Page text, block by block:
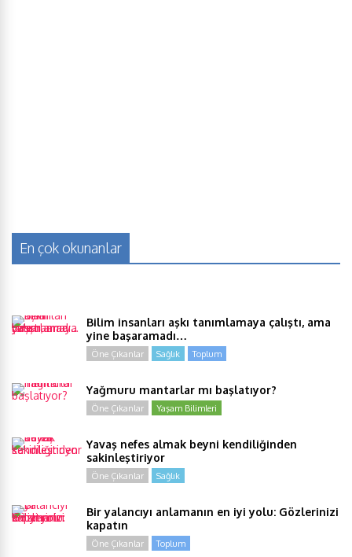
En çok okunanlar
Bilim insanları aşkı tanımlamaya çalıştı, ama
yine başaramadı…
Öne Çıkanlar Sağlık Toplum
Yağmuru mantarlar mı başlatıyor?
Öne Çıkanlar Yaşam Bilimleri
Yavaş nefes almak beyni kendiliğinden
sakinleştiriyor
Öne Çıkanlar Sağlık
Bir yalancıyı anlamanın en iyi yolu: Gözlerinizi
kapatın
Öne Çıkanlar Toplum